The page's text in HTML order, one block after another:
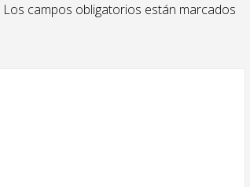
Los campos obligatorios están marcados